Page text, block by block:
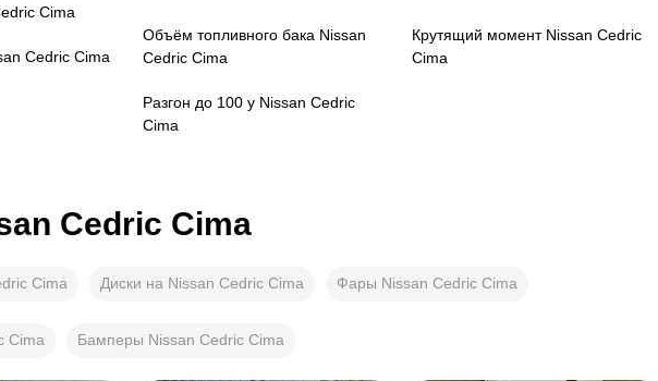
Cima
Cedric Cima
Объём топливного бака Nissan
Cedric Cima
Разгон до 100 у Nissan Cedric
Cima
Крутящий момент Nissan Cedric
Cima
Cedric Cima
Cima Диски на Nissan Cedric Cima Фары Nissan Cedric Cima
Cima Бамперы Nissan Cedric Cima